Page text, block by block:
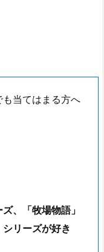
当てはまる方へ
、「牧場物語」
リーズが好き